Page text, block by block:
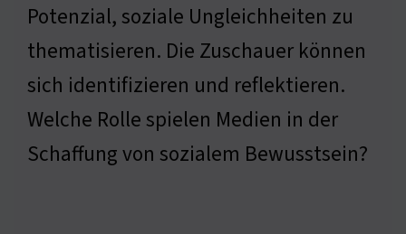
Potenzial, soziale Ungleichheiten zu
thematisieren. Die Zuschauer können
sich identifizieren und reflektieren.
Welche Rolle spielen Medien in der
Schaffung von sozialem Bewusstsein?